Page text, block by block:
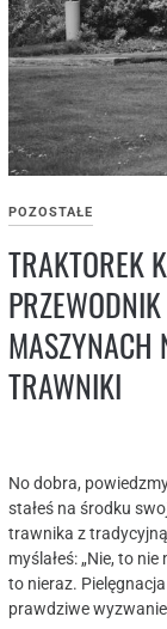
POZOSTAŁE
TRAKTOREK
MASZYNACH
TRAWNIKI
No dobra,
stałeś na środku
trawnika z
myślałeś: „Nie, to
to nieraz.
prawdziwe